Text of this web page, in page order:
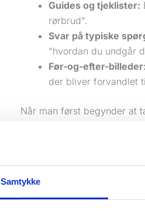
Samtykke
Guides og tjeklister:
rørbrud".
Svar på typiske
"hvordan du undgår
Før-og-efter-billeder:
der bliver forvandlet
Når man først begynder at
Hvorfor content marketing
Mange tror, at det at skabe
internettets tidsalder. Det